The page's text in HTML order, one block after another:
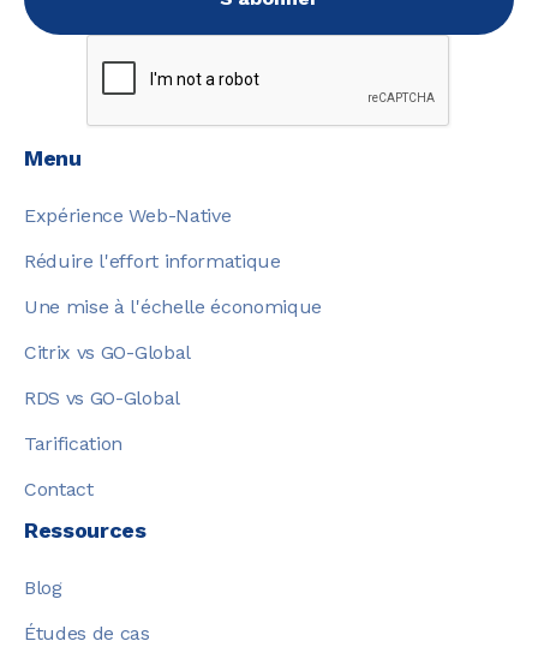
Menu
Expérience Web-Native
Réduire l'effort informatique
Une mise à l'échelle économique
Citrix vs GO-Global
RDS vs GO-Global
Tarification
Contact
Ressources
Blog
Études de cas